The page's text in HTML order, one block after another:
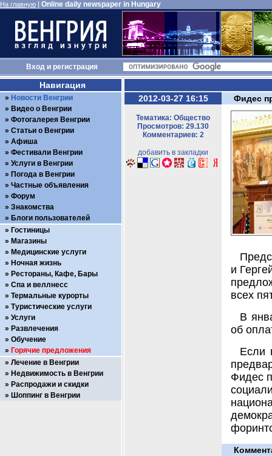
На главную Online daily newspaper in Hungary
Входи регистрация
2012-03-27 16:15
Тематика: Общество
Просмотров: 29.130
Комментариев: 2
добавить в закладки
Фидес
и
всех
В
об
Если
Фидес
Навигация
Новости Венгрии
Видео о Венгрии
Фотогалерея Венгрии
Статьи о Венгрии
Афиша
Фестивали Венгрии
Услуги в Венгрии
Погода в Венгрии
Частные объявления
Форум
Знакомства
Блоги пользователей
Гостиницы
Магазины
Медицинские услуги
Ночная жизнь
Рестораны, Кафе, Бары
Спа и веллнесс
Термальные курорты
Туристические услуги
Услуги
Развлечения
Обучение
Горячие предложения
Лечение в Венгрии
Недвижимость в Венгрии
Распродажи и скидки
Шоппинг в Венгрии